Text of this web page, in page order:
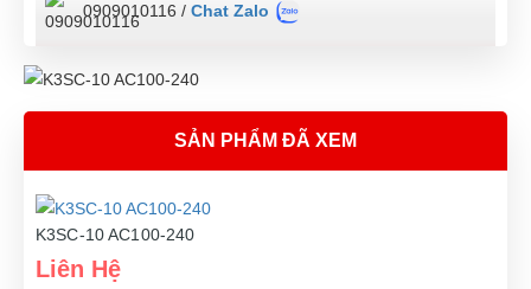
0909010116 / Chat Zalo
SẢN PHẨM ĐÃ XEM
K3SC-10 AC100-240
Liên Hệ